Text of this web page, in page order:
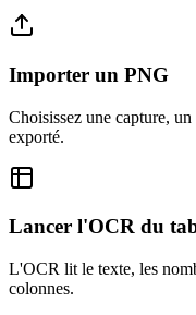
Importer un PNG
Choisissez une capture,
exporté.
Lancer l'OCR du
L'OCR lit le texte, les
colonnes.